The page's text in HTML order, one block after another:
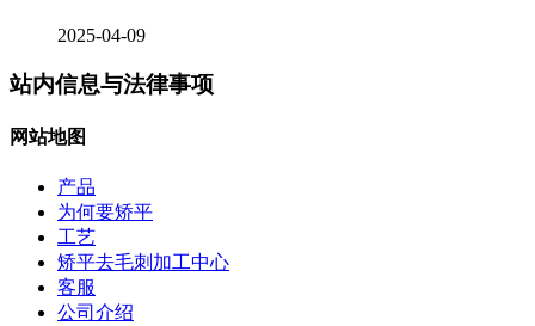
2025-04-09
站内信息与法律事项
网站地图
产品
为何要矫平
工艺
矫平去毛刺加工中心
客服
公司介绍